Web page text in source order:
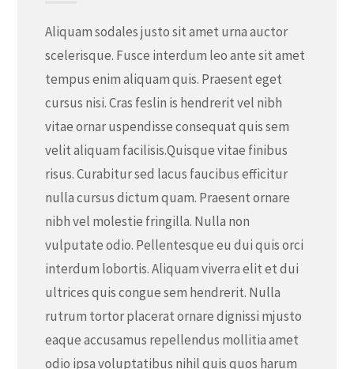
Aliquam sodales justo sit amet urna auctor
scelerisque. Fusce interdum leo ante sit amet
tempus enim aliquam quis. Praesent eget
cursus nisi. Cras feslin is hendrerit vel nibh
vitae ornar uspendisse consequat quis sem
velit aliquam facilisis.Quisque vitae finibus
risus. Curabitur sed lacus faucibus efficitur
nulla cursus dictum quam. Praesent ornare
nibh vel molestie fringilla. Nulla non
vulputate odio. Pellentesque eu dui quis orci
interdum lobortis. Aliquam viverra elit et dui
ultrices quis congue sem hendrerit. Nulla
rutrum tortor placerat ornare dignissi mjusto
eaque accusamus repellendus mollitia amet
odio ipsa voluptatibus nihil quis quos harum